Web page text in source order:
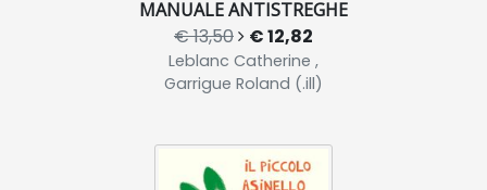
MANUALE ANTISTREGHE
€ 13,50 € 12,82
Leblanc Catherine ,
Garrigue Roland (.ill)